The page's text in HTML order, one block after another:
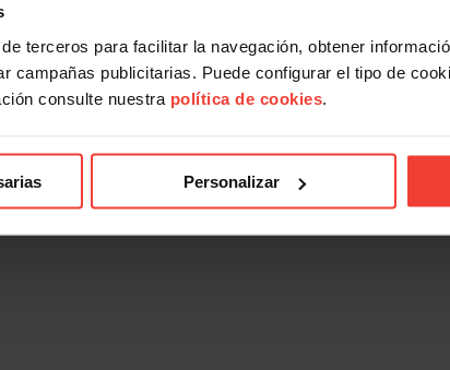
terceros para facilitar la navegación, obtener
campañas publicitarias. Puede configurar el tipo de
consulte nuestra política de cookies.
Personalizar